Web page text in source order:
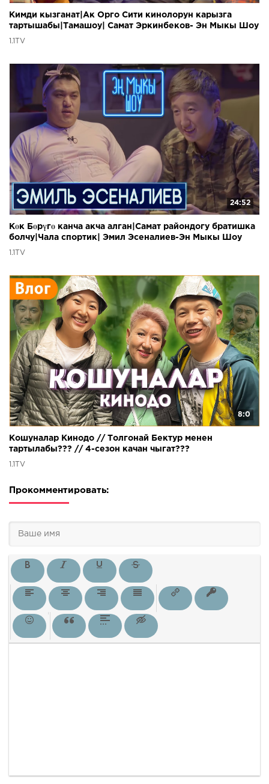
Кимди кызганат|Ак Орго Сити кинолорун карызга
тартышабы|Тамашоу| Самат Эркинбеков- Эн Мыкы Шоу
1.1TV
24:52
Көк Бөрүгө канча акча алган|Самат райондогу братишка
болчу|Чала спортик| Эмил Эсеналиев-Эн Мыкы Шоу
1.1TV
8:0
Кошуналар Кинодо // Толгонай Бектур менен
тартылабы??? // 4-сезон качан чыгат???
1.1TV
Прокомментировать: